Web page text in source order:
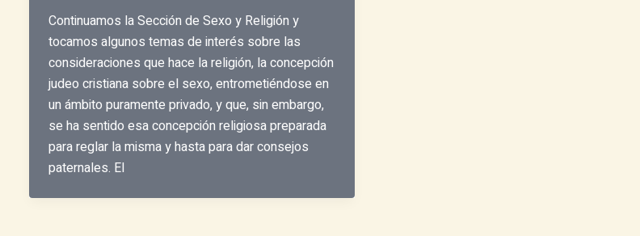
Continuamos la Sección de Sexo y Religión y
tocamos algunos temas de interés sobre las
consideraciones que hace la religión, la concepción
judeo cristiana sobre el sexo, entrometiéndose en
un ámbito puramente privado, y que, sin embargo,
se ha sentido esa concepción religiosa preparada
para reglar la misma y hasta para dar consejos
paternales. El